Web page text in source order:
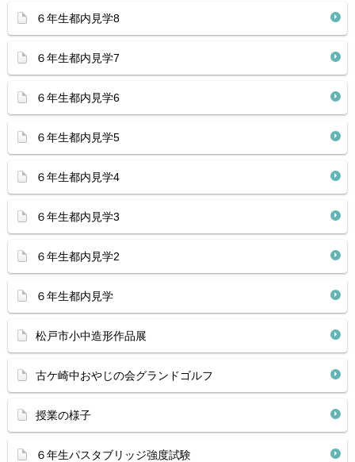
６年生都内見学8
６年生都内見学7
６年生都内見学6
６年生都内見学5
６年生都内見学4
６年生都内見学3
６年生都内見学2
６年生都内見学
松戸市小中造形作品展
古ケ崎中おやじの会グランドゴルフ
授業の様子
６年生パスタブリッジ強度試験